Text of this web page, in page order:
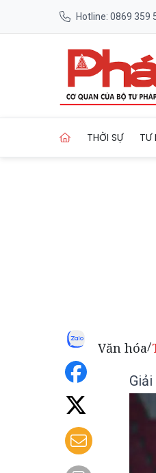
Hotline: 0869 359
THỜI SỰ TƯ
Văn hóa/